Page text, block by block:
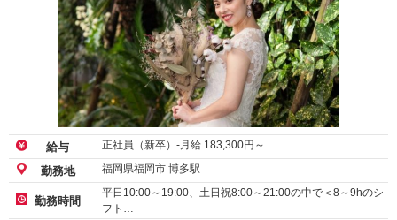
給与 正社員（新卒）-月給 183,300円～
勤務地 福岡県福岡市 博多駅
勤務時間
平日10:00～19:00、土日祝8:00～21:00の中で＜8～9hのシ
フト…